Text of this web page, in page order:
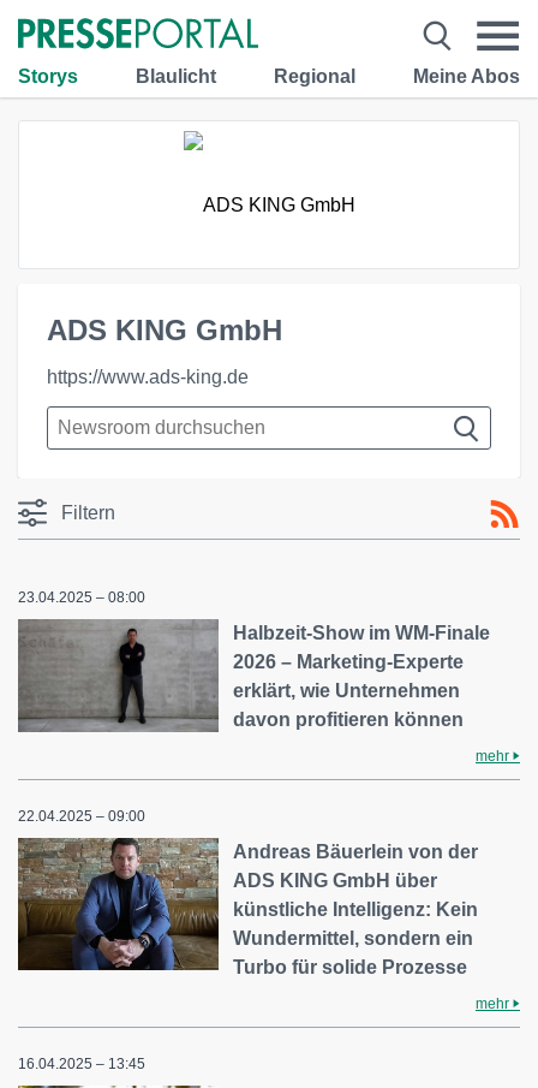
Storys Blaulicht Regional Meine Abos
ADS KING GmbH
https://www.ads-king.de
Filtern
23.04.2025 – 08:00
Halbzeit-Show im WM-Finale
2026 – Marketing-Experte
erklärt, wie Unternehmen
davon profitieren können
mehr
22.04.2025 – 09:00
Andreas Bäuerlein von der
ADS KING GmbH über
künstliche Intelligenz: Kein
Wundermittel, sondern ein
Turbo für solide Prozesse
mehr
16.04.2025 – 13:45